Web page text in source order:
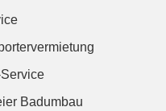
Badumbau